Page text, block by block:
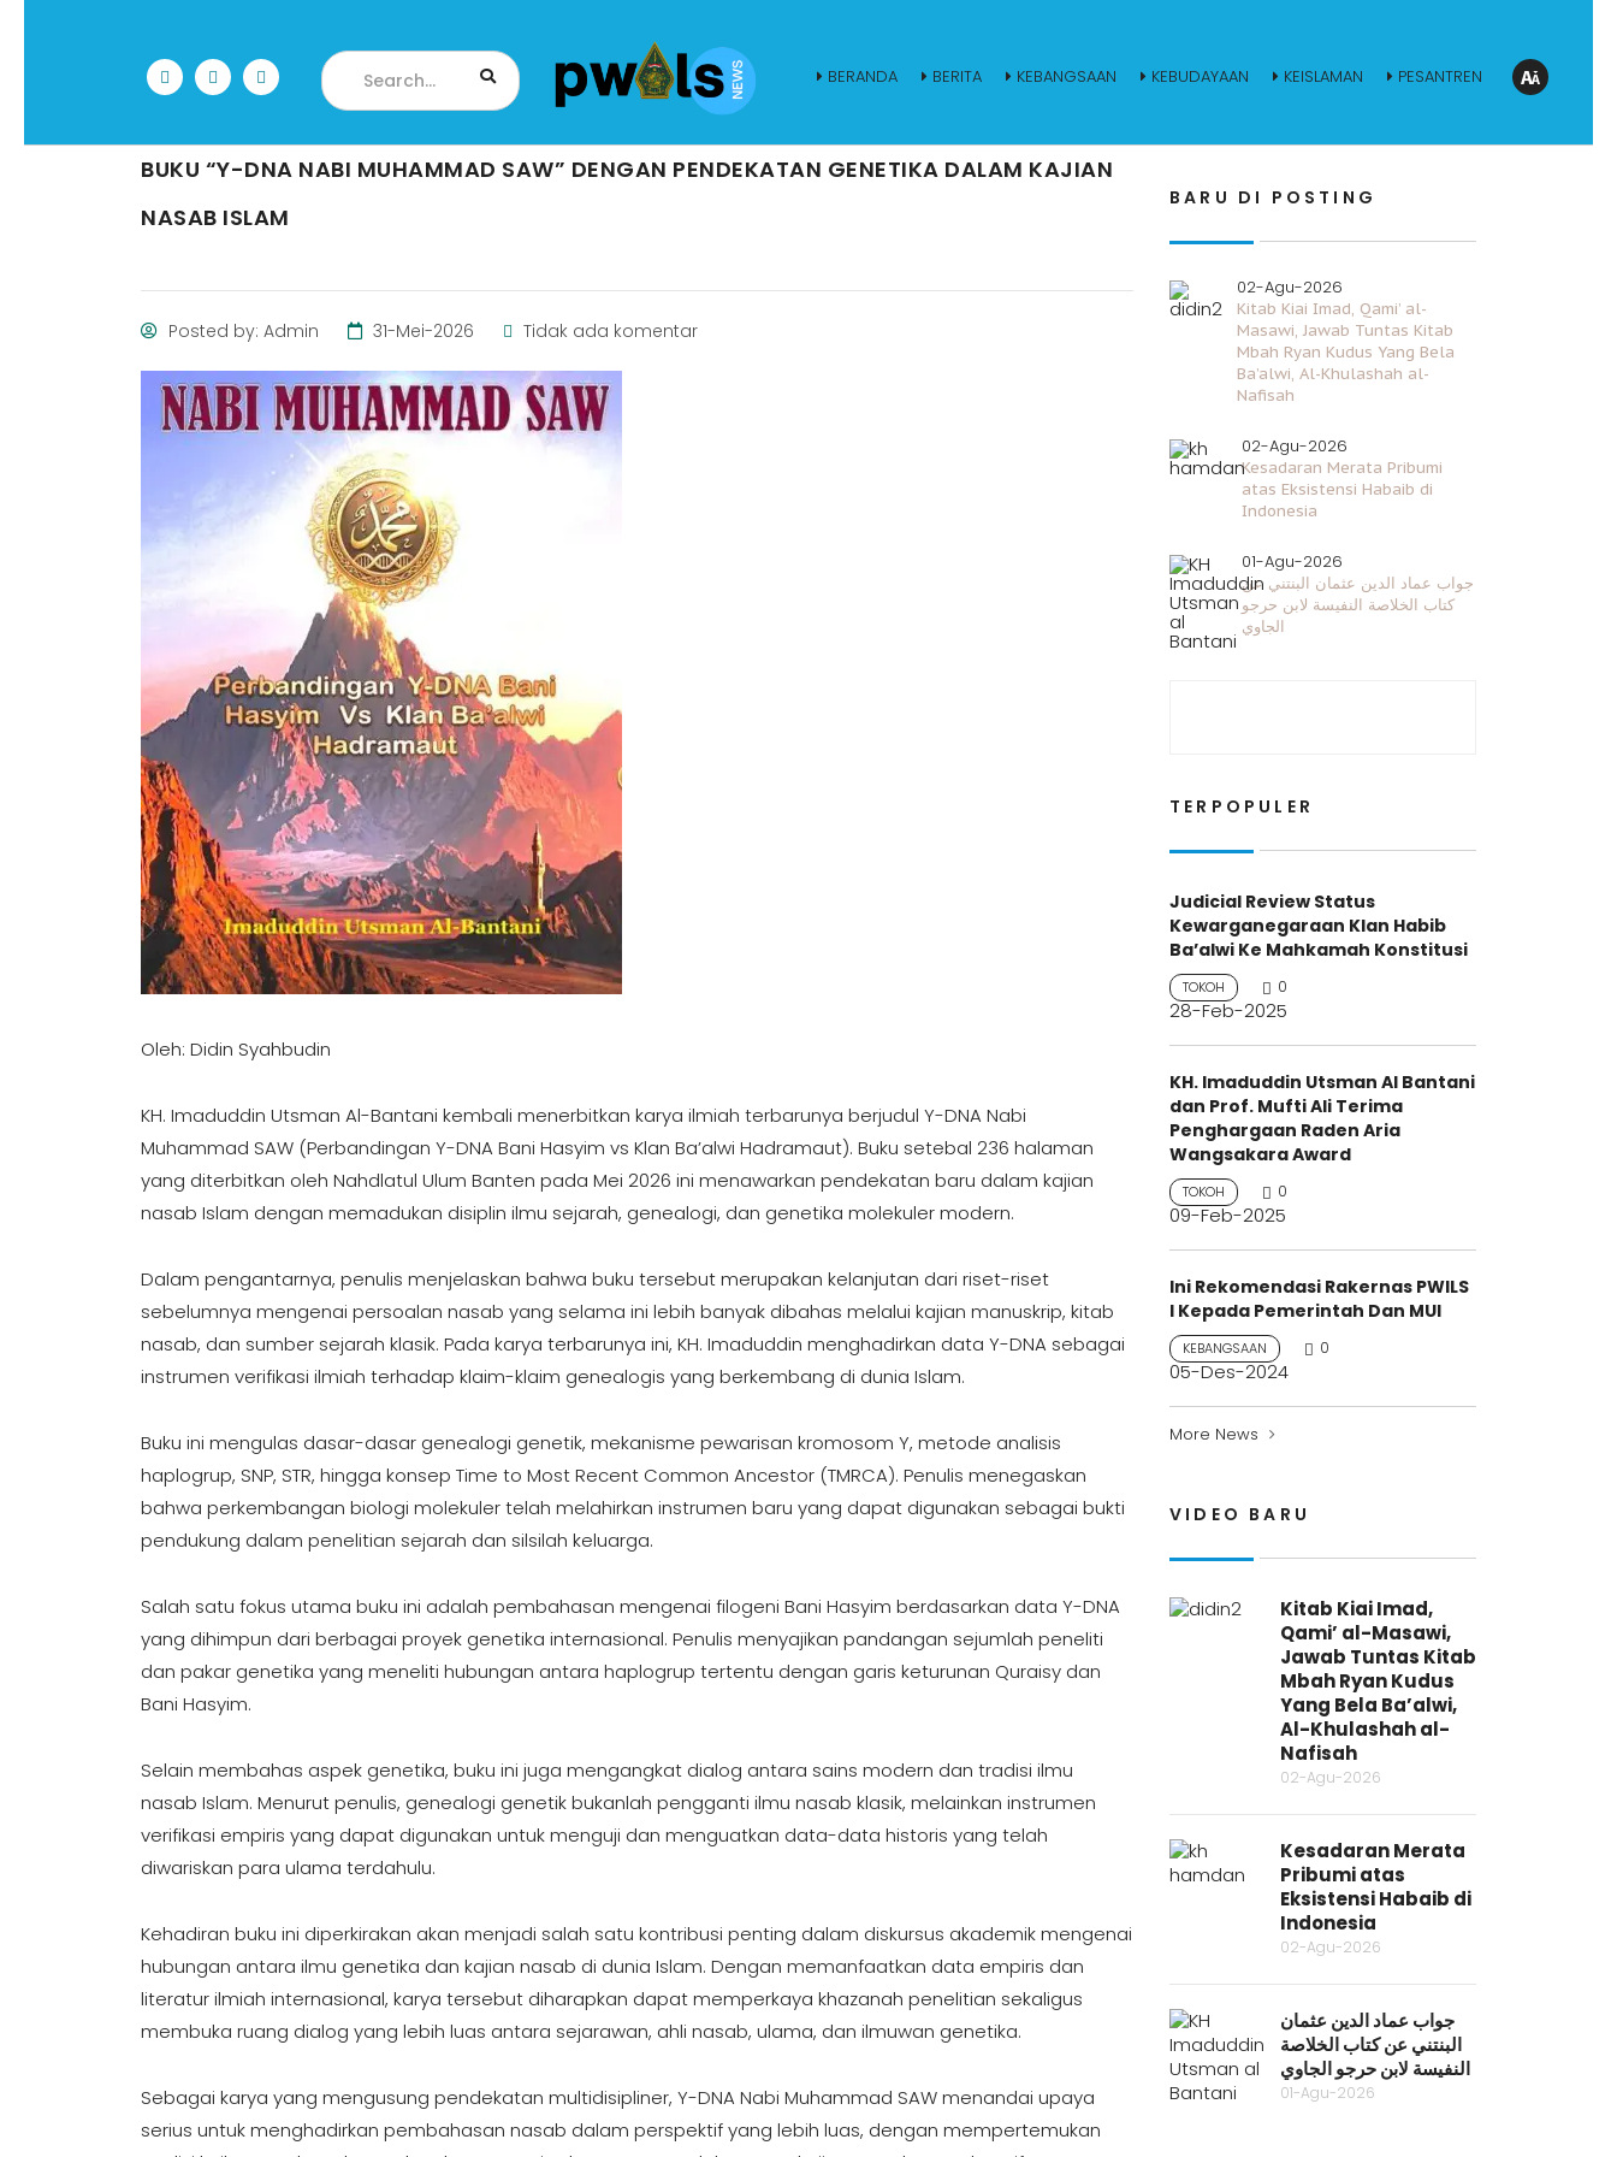
BERANDA BERITA KEBANGSAAN KEBUDAYAAN KEISLAMAN PESANTREN
BUKU “Y-DNA NABI MUHAMMAD SAW” DENGAN PENDEKATAN GENETIKA DALAM KAJIAN
NASAB ISLAM
Posted by: Admin 31-Mei-2026 Tidak ada komentar
Oleh: Didin Syahbudin
KH. Imaduddin Utsman Al-Bantani kembali menerbitkan karya ilmiah terbarunya berjudul Y-DNA Nabi
Muhammad SAW (Perbandingan Y-DNA Bani Hasyim vs Klan Ba’alwi Hadramaut). Buku setebal 236 halaman
yang diterbitkan oleh Nahdlatul Ulum Banten pada Mei 2026 ini menawarkan pendekatan baru dalam kajian
nasab Islam dengan memadukan disiplin ilmu sejarah, genealogi, dan genetika molekuler modern.
Dalam pengantarnya, penulis menjelaskan bahwa buku tersebut merupakan kelanjutan dari riset-riset
sebelumnya mengenai persoalan nasab yang selama ini lebih banyak dibahas melalui kajian manuskrip, kitab
nasab, dan sumber sejarah klasik. Pada karya terbarunya ini, KH. Imaduddin menghadirkan data Y-DNA sebagai
instrumen verifikasi ilmiah terhadap klaim-klaim genealogis yang berkembang di dunia Islam.
Buku ini mengulas dasar-dasar genealogi genetik, mekanisme pewarisan kromosom Y, metode analisis
haplogrup, SNP, STR, hingga konsep Time to Most Recent Common Ancestor (TMRCA). Penulis menegaskan
bahwa perkembangan biologi molekuler telah melahirkan instrumen baru yang dapat digunakan sebagai bukti
pendukung dalam penelitian sejarah dan silsilah keluarga.
Salah satu fokus utama buku ini adalah pembahasan mengenai filogeni Bani Hasyim berdasarkan data Y-DNA
yang dihimpun dari berbagai proyek genetika internasional. Penulis menyajikan pandangan sejumlah peneliti
dan pakar genetika yang meneliti hubungan antara haplogrup tertentu dengan garis keturunan Quraisy dan
Bani Hasyim.
Selain membahas aspek genetika, buku ini juga mengangkat dialog antara sains modern dan tradisi ilmu
nasab Islam. Menurut penulis, genealogi genetik bukanlah pengganti ilmu nasab klasik, melainkan instrumen
verifikasi empiris yang dapat digunakan untuk menguji dan menguatkan data-data historis yang telah
diwariskan para ulama terdahulu.
Kehadiran buku ini diperkirakan akan menjadi salah satu kontribusi penting dalam diskursus akademik mengenai
hubungan antara ilmu genetika dan kajian nasab di dunia Islam. Dengan memanfaatkan data empiris dan
literatur ilmiah internasional, karya tersebut diharapkan dapat memperkaya khazanah penelitian sekaligus
membuka ruang dialog yang lebih luas antara sejarawan, ahli nasab, ulama, dan ilmuwan genetika.
Sebagai karya yang mengusung pendekatan multidisipliner, Y-DNA Nabi Muhammad SAW menandai upaya
serius untuk menghadirkan pembahasan nasab dalam perspektif yang lebih luas, dengan mempertemukan
BARU DI POSTING
Kitab Kiai Imad, Qami’ al-
Masawi, Jawab Tuntas Kitab
Mbah Ryan Kudus Yang Bela
Ba’alwi, Al-Khulashah al-
Nafisah
02-Agu-2026
Kesadaran Merata Pribumi
atas Eksistensi Habaib di
Indonesia
02-Agu-2026
جواب عماد الدين عثمان البنتني عن
كتاب الخلاصة النفيسة لابن حرجو
الجاوي
01-Agu-2026
TERPOPULER
Judicial Review Status
Kewarganegaraan Klan Habib
Ba’alwi Ke Mahkamah Konstitusi
TOKOH 0
28-Feb-2025
KH. Imaduddin Utsman Al Bantani
dan Prof. Mufti Ali Terima
Penghargaan Raden Aria
Wangsakara Award
TOKOH 0
09-Feb-2025
Ini Rekomendasi Rakernas PWILS
I Kepada Pemerintah Dan MUI
KEBANGSAAN 0
05-Des-2024
More News
VIDEO BARU
Kitab Kiai Imad,
Qami’ al-Masawi,
Jawab Tuntas Kitab
Mbah Ryan Kudus
Yang Bela Ba’alwi,
Al-Khulashah al-
Nafisah
02-Agu-2026
Kesadaran Merata
Pribumi atas
Eksistensi Habaib di
Indonesia
02-Agu-2026
جواب عماد الدين عثمان
البنتني عن كتاب الخلاصة
النفيسة لابن حرجو الجاوي
01-Agu-2026